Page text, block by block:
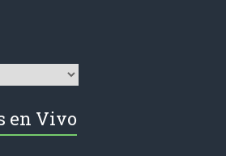
en Vivo